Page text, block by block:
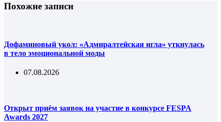
Похожие записи
Дофаминовый укол: «Адмиралтейская игла» уткнулась
в тело эмоциональной моды
07.08.2026
Открыт приём заявок на участие в конкурсе FESPA
Awards 2027